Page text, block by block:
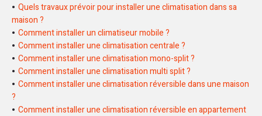
Quels travaux prévoir pour installer une climatisation dans sa
maison ?
Comment installer un climatiseur mobile ?
Comment installer une climatisation centrale ?
Comment installer une climatisation mono-split ?
Comment installer une climatisation multi split ?
Comment installer une climatisation réversible dans une maison
?
Comment installer une climatisation réversible en appartement